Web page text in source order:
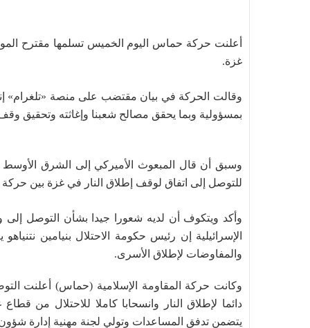
أعلنت حركة حماس اليوم الخميس تسلمها مقترح
غزة.
وقالت الحركة في بيان مقتضب على منصة «تلغرام»
بمسؤولية وبما يحقق مصالح شعبنا وإغاثته وتحقيق
وسبق أن قال المبعوث الأميركي إلى الشرق
للتوصل إلى اتفاق لوقف إطلاق النار في غزة بين
الإسرائيلية إن رئيس حكومة الاحتلال بنيامين
والمفاوضات لإطلاق الأسرى.
وكانت حركة المقاومة الإسلامية (حماس) أعلنت
دائما لإطلاق النار وانسحابا كاملا للاحتلال من
يتضمن تدفق المساعدات وتولي لجنة مهنية إدارة شؤون